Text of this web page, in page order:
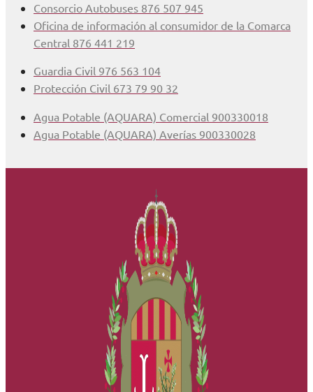
Consorcio Autobuses 876 507 945
Oficina de información al consumidor de la Comarca
Central 876 441 219
Guardia Civil 976 563 104
Protección Civil 673 79 90 32
Agua Potable (AQUARA) Comercial 900330018
Agua Potable (AQUARA) Averías 900330028